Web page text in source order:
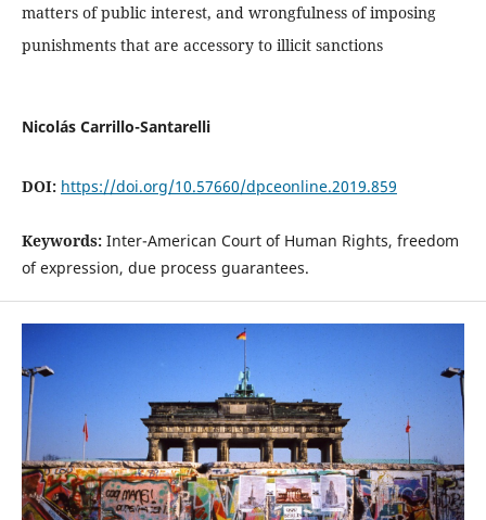
matters of public interest, and wrongfulness of imposing
punishments that are accessory to illicit sanctions
Nicolás Carrillo-Santarelli
DOI: https://doi.org/10.57660/dpceonline.2019.859
Keywords: Inter-American Court of Human Rights, freedom
of expression, due process guarantees.